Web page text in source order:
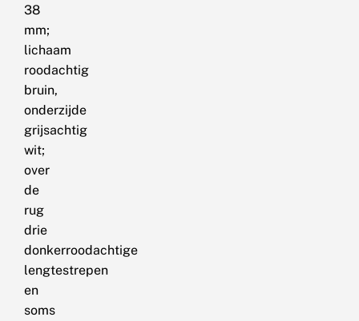
38
mm;
lichaam
roodachtig
bruin,
onderzijde
grijsachtig
wit;
over
de
rug
drie
donkerroodachtige
lengtestrepen
en
soms